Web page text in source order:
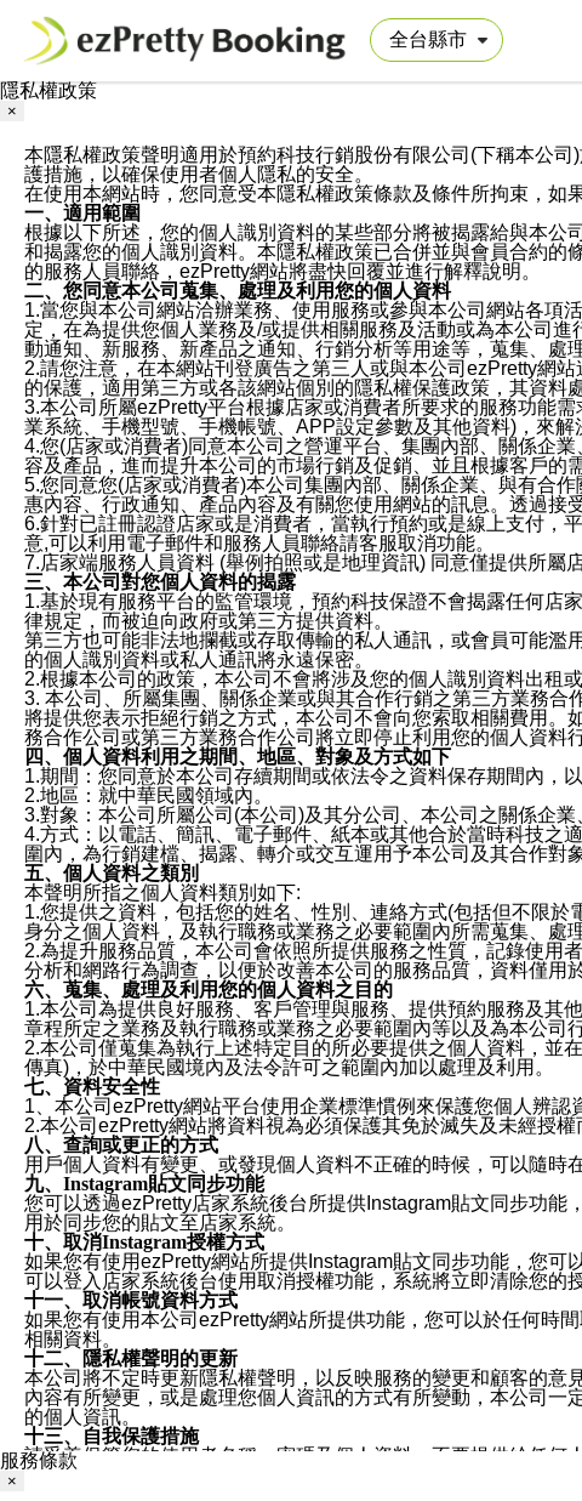
隱私權政策
×
本隱私權政策聲明適用於預約科技行銷股份有限公司(下稱本公
護措施，以確保使用者個人隱私的安全。
在使用本網站時，您同意受本隱私權政策條款及條件所拘束，如
一、適用範圍
根據以下所述，您的個人識別資料的某些部分將被揭露給與本
和揭露您的個人識別資料。本隱私權政策已合併並與會員合約的
的服務人員聯絡，ezPretty網站將盡快回覆並進行解釋說明。
二、您同意本公司蒐集、處理及利用您的個人資料
1.當您與本公司網站洽辦業務、使用服務或參與本公司網站各項
定，在為提供您個人業務及/或提供相關服務及活動或為本公司
動通知、新服務、新產品之通知、行銷分析等用途等，蒐集、處
2.請您注意，在本網站刊登廣告之第三人或與本公司ezPretty網
的保護，適用第三方或各該網站個別的隱私權保護政策，其資料
3.本公司所屬ezPretty平台根據店家或消費者所要求的服務功能
業系統、手機型號、手機帳號、APP設定參數及其他資料)，來
4.您(店家或消費者)同意本公司之營運平台、集團內部、關係企
容及產品，進而提升本公司的市場行銷及促銷、並且根據客戶的
5.您同意您(店家或消費者)本公司集團內部、關係企業、與有合
惠內容、行政通知、產品內容及有關您使用網站的訊息。透過接
6.針對已註冊認證店家或是消費者，當執行預約或是線上支付，
意,可以利用電子郵件和服務人員聯絡請客服取消功能。
7.店家端服務人員資料 (舉例拍照或是地理資訊) 同意僅提供所屬
三、本公司對您個人資料的揭露
1.基於現有服務平台的監管環境，預約科技保證不會揭露任何店
律規定，而被迫向政府或第三方提供資料。
第三方也可能非法地攔截或存取傳輸的私人通訊，或會員可能
的個人識別資料或私人通訊將永遠保密。
2.根據本公司的政策，本公司不會將涉及您的個人識別資料出租或
3. 本公司、所屬集團、關係企業或與其合作行銷之第三方業務
將提供您表示拒絕行銷之方式，本公司不會向您索取相關費用
務合作公司或第三方業務合作公司將立即停止利用您的個人資料行
四、個人資料利用之期間、地區、對象及方式如下
1.期間：您同意於本公司存續期間或依法令之資料保存期間內，
2.地區：就中華民國領域內。
3.對象：本公司所屬公司(本公司)及其分公司、本公司之關係企
4.方式：以電話、簡訊、電子郵件、紙本或其他合於當時科技之
圍內，為行銷建檔、揭露、轉介或交互運用予本公司及其合作對象
五、個人資料之類別
本聲明所指之個人資料類別如下:
1.您提供之資料，包括您的姓名、性別、連絡方式(包括但不限
身分之個人資料，及執行職務或業務之必要範圍內所需蒐集、處
2.為提升服務品質，本公司會依照所提供服務之性質，記錄使用
分析和網路行為調查，以便於改善本公司的服務品質，資料僅用
六、蒐集、處理及利用您的個人資料之目的
1.本公司為提供良好服務、客戶管理與服務、提供預約服務及其
章程所定之業務及執行職務或業務之必要範圍內等以及為本公司
2.本公司僅蒐集為執行上述特定目的所必要提供之個人資料，並
傳真)，於中華民國境內及法令許可之範圍內加以處理及利用。
七、資料安全性
1、本公司ezPretty網站平台使用企業標準慣例來保護您個人辨
2.本公司ezPretty網站將資料視為必須保護其免於滅失及未經授
八、查詢或更正的方式
用戶個人資料有變更、或發現個人資料不正確的時候，可以隨時
九、Instagram貼文同步功能
您可以透過ezPretty店家系統後台所提供Instagram貼文同步功
用於同步您的貼文至店家系統。
十、取消Instagram授權方式
如果您有使用ezPretty網站所提供Instagram貼文同步功能，您
可以登入店家系統後台使用取消授權功能，系統將立即清除您的
十一、取消帳號資料方式
如果您有使用本公司ezPretty網站所提供功能，您可以於任何時
相關資料。
十二、隱私權聲明的更新
本公司將不定時更新隱私權聲明，以反映服務的變更和顧客的
內容有所變更，或是處理您個人資訊的方式有所變動，本公司
的個人資訊。
十三、自我保護措施
請妥善保管您的使用者名稱、密碼及個人資料，不要提供給任
窗，以防止他人讀取您的個人資料、信件或進入所機關管理區。
服務條款
×